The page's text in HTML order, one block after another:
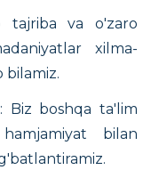
tajriba va o'zaro
xilma-
bilamiz.
Biz boshqa ta'lim
bilan